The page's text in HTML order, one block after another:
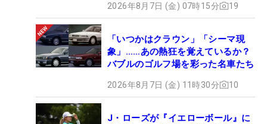
2026年8月7日 (金) 07時15分 19
「いつかはクラウン」「シーマ現
象」……あの熱狂を覚えているか？
バブルのゴルフ場を彩った名車たち
2026年8月7日 (金) 11時30分 10
J・ローズが『イエローボール』に